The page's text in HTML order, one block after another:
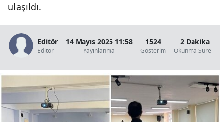
Diyarbakır
Edirne
Erzincan
ulaşıldı.
Editör
Editör
14 Mayıs 2025 11:58
Yayınlanma
1524
Gösterim
2 Dakika
Okunma Süresi